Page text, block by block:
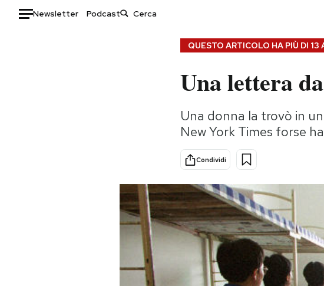
Newsletter Podcast
Consumismi
Storie/Idee
Ok Boomer!
Media
Europa
Altrecose
Mondiali calcio 2026
QUESTO ARTICOLO HA PIÙ DI 13
Una lettera
Una donna la trovò in
New York Times forse
Condividi